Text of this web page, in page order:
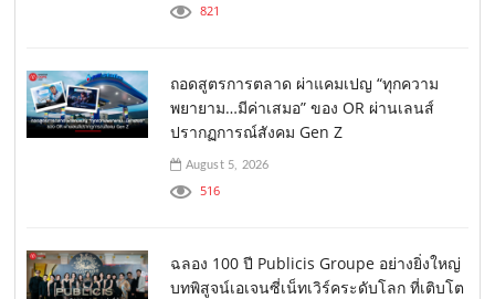
821
ถอดสูตรการตลาด ผ่าแคมเปญ “ทุกความ
พยายาม…มีค่าเสมอ” ของ OR ผ่านเลนส์
ปรากฏการณ์สังคม Gen Z
August 5, 2026
516
ฉลอง 100 ปี Publicis Groupe อย่างยิ่งใหญ่
บทพิสูจน์เอเจนซี่เน็ทเวิร์คระดับโลก ที่เติบโต